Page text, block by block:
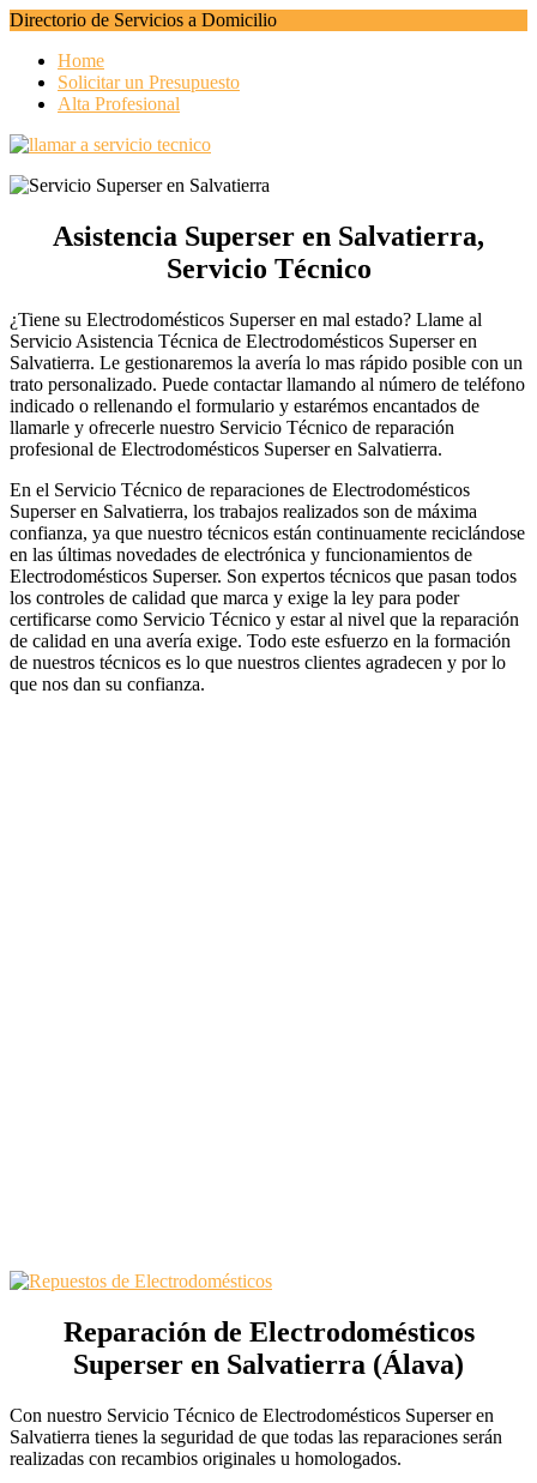
Directorio de Servicios a Domicilio
Home
Solicitar un Presupuesto
Alta Profesional
Asistencia Superser en Salvatierra,
Servicio Técnico
¿Tiene su Electrodomésticos Superser en mal estado? Llame al
Servicio Asistencia Técnica de Electrodomésticos Superser en
Salvatierra. Le gestionaremos la avería lo mas rápido posible con un
trato personalizado. Puede contactar llamando al número de teléfono
indicado o rellenando el formulario y estarémos encantados de
llamarle y ofrecerle nuestro Servicio Técnico de reparación
profesional de Electrodomésticos Superser en Salvatierra.
En el Servicio Técnico de reparaciones de Electrodomésticos
Superser en Salvatierra, los trabajos realizados son de máxima
confianza, ya que nuestro técnicos están continuamente reciclándose
en las últimas novedades de electrónica y funcionamientos de
Electrodomésticos Superser. Son expertos técnicos que pasan todos
los controles de calidad que marca y exige la ley para poder
certificarse como Servicio Técnico y estar al nivel que la reparación
de calidad en una avería exige. Todo este esfuerzo en la formación
de nuestros técnicos es lo que nuestros clientes agradecen y por lo
que nos dan su confianza.
Reparación de Electrodomésticos
Superser en Salvatierra (Álava)
Con nuestro Servicio Técnico de Electrodomésticos Superser en
Salvatierra tienes la seguridad de que todas las reparaciones serán
realizadas con recambios originales u homologados.